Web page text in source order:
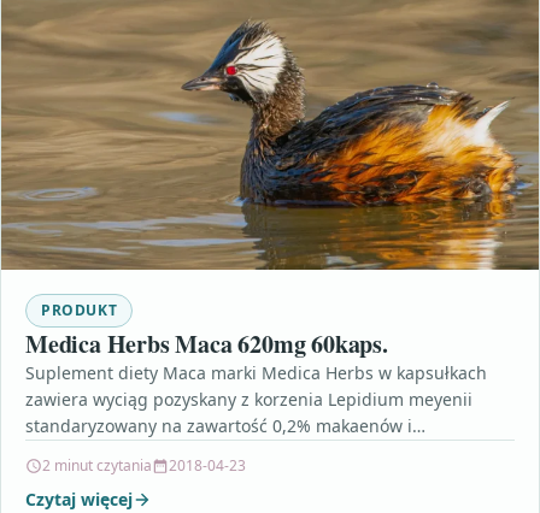
PRODUKT
Medica Herbs Maca 620mg 60kaps.
Suplement diety Maca marki Medica Herbs w kapsułkach
zawiera wyciąg pozyskany z korzenia Lepidium meyenii
standaryzowany na zawartość 0,2% makaenów i
opakowania:…
2 minut czytania 2018-04-23
Czytaj więcej